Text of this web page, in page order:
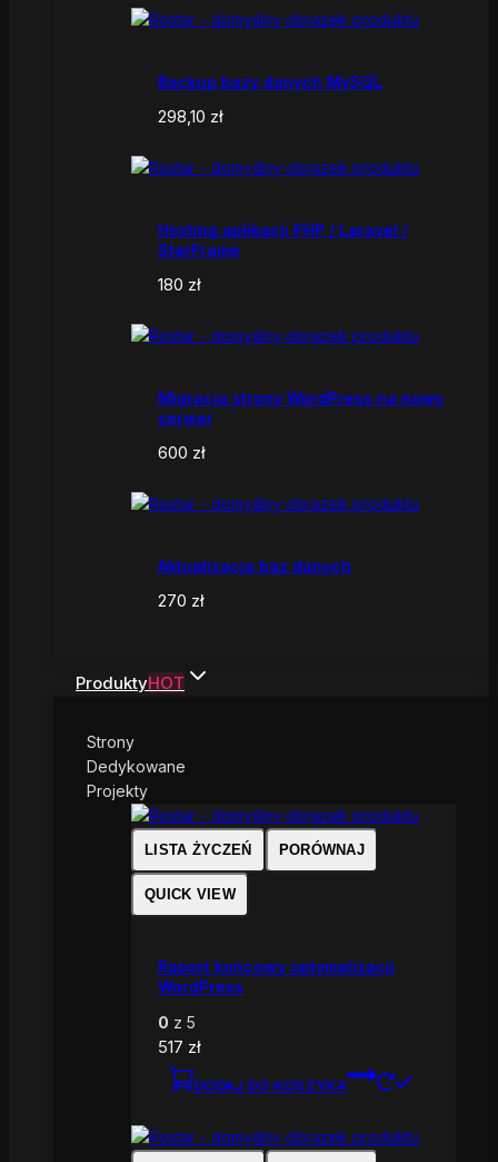
Backup bazy danych MySQL
298,10 zł
Hosting aplikacji PHP / Laravel /
StarFrame
180 zł
Migracja strony WordPress na nowy
serwer
600 zł
Aktualizacja baz danych
270 zł
ProduktyHOT
Strony
Dedykowane
Projekty
LISTA ŻYCZEŃ PORÓWNAJ
QUICK VIEW
Raport końcowy optymalizacji
WordPress
0 z 5
517 zł
DODAJ DO KOSZYKA